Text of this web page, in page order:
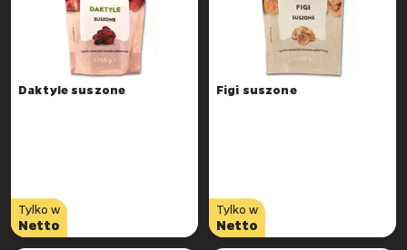
Daktyle suszone
Tylko w
Netto
Figi suszone
Tylko w
Netto